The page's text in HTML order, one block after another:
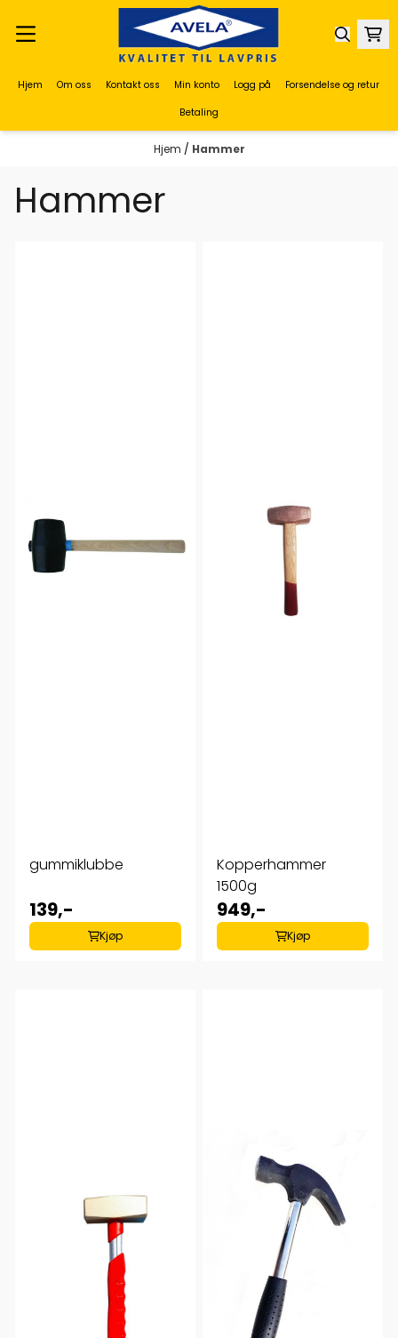
Hjem Om oss Kontakt oss Min konto Logg på Forsendelse og retur
Betaling
Hjem / Hammer
Hammer
gummiklubbe
139,-
Kjøp
Kopperhammer
1500g
949,-
Kjøp